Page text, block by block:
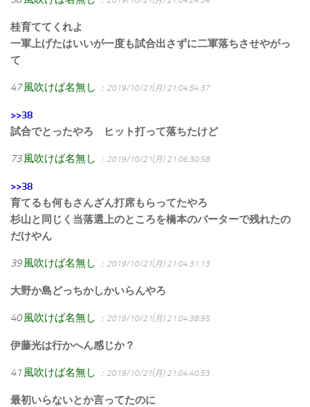
桂育ててくれよ
一軍上げたはいいが一度も試合出さずに二軍落ちさせやがっ
て
47 風吹けば名無し ：2019/10/21(月) 21:04:54.37
>>38
試合でとったやろ ヒット打って落ちたけど
73 風吹けば名無し ：2019/10/21(月) 21:06:30.58
>>38
育てるも何もさんざん打席もらってたやろ
杉山と同じく当落選上のところを橋本のバーターで残れたの
だけやん
39 風吹けば名無し ：2019/10/21(月) 21:04:31.13
大野か島どっちかしかいらんやろ
40 風吹けば名無し ：2019/10/21(月) 21:04:38.95
伊藤光は行かへん感じか？
41 風吹けば名無し ：2019/10/21(月) 21:04:40.53
最初いらないとか言ってたのに